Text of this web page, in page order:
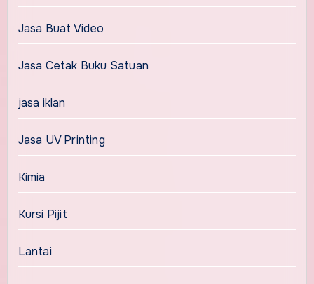
Jasa Buat Video
Jasa Cetak Buku Satuan
jasa iklan
Jasa UV Printing
Kimia
Kursi Pijit
Lantai